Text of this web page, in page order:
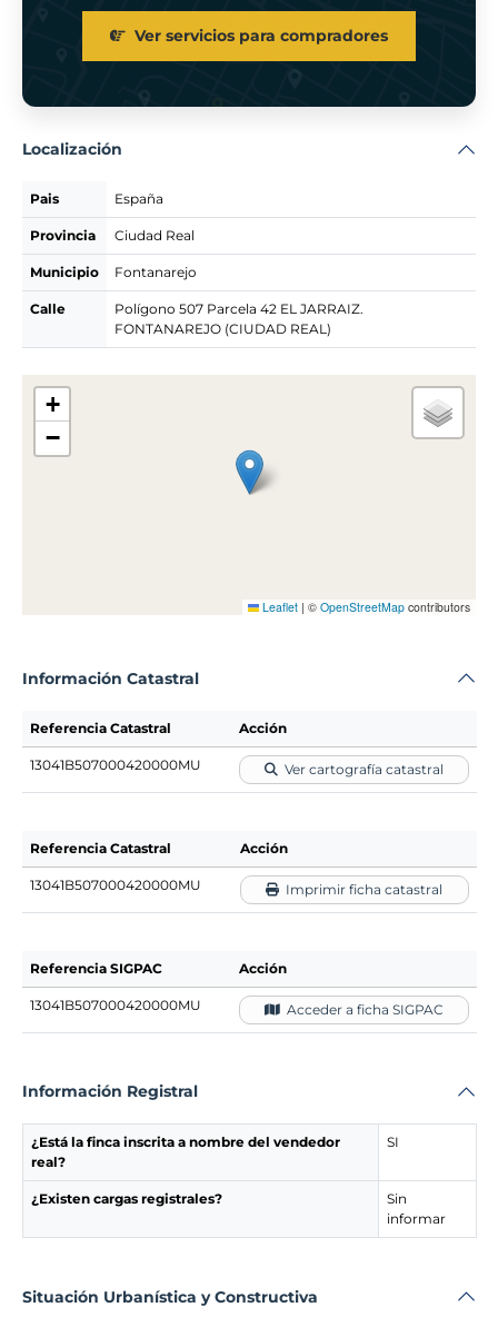
Ver servicios para compradores
Localización
Pais España
Provincia Ciudad Real
Municipio Fontanarejo
Calle
Polígono 507 Parcela 42 EL JARRAIZ.
FONTANAREJO (CIUDAD REAL)
+
−
Leaflet | © OpenStreetMap contributors
Información Catastral
Referencia Catastral Acción
13041B507000420000MU Ver cartografía catastral
Referencia Catastral Acción
13041B507000420000MU Imprimir ficha catastral
Referencia SIGPAC Acción
13041B507000420000MU Acceder a ficha SIGPAC
Información Registral
¿Está la finca inscrita a nombre del vendedor
real?
SI
¿Existen cargas registrales?
Sin
informar
Situación Urbanística y Constructiva